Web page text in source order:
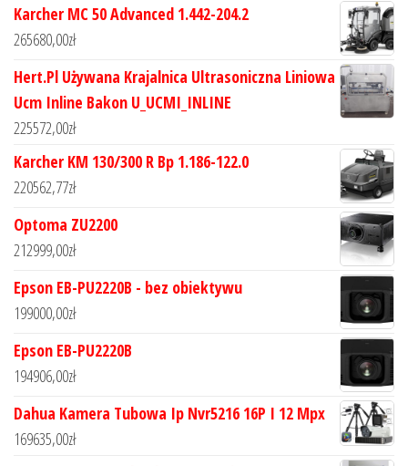
Karcher MC 50 Advanced 1.442-204.2
265680,00zł
Hert.Pl Używana Krajalnica Ultrasoniczna Liniowa
Ucm Inline Bakon U_UCMI_INLINE
225572,00zł
Karcher KM 130/300 R Bp 1.186-122.0
220562,77zł
Optoma ZU2200
212999,00zł
Epson EB-PU2220B - bez obiektywu
199000,00zł
Epson EB-PU2220B
194906,00zł
Dahua Kamera Tubowa Ip Nvr5216 16P I 12 Mpx
169635,00zł